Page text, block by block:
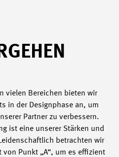
vielen Bereichen bieten wir
in der Designphase an, um
Partner zu verbessern.
ist eine unserer Stärken und
betrachten wir
Punkt „A“, um es effizient